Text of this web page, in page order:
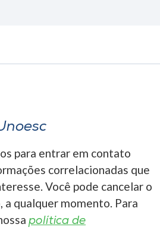
para entrar em contato
correlacionadas que
Você pode cancelar o
a qualquer momento. Para
política de